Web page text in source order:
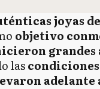
joyas
objetivo
las